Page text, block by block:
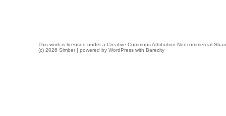
This work is licensed under a Creative Commons Attribution-Noncommercial-
(c) 2026 Simber | powered by WordPress with Barecity